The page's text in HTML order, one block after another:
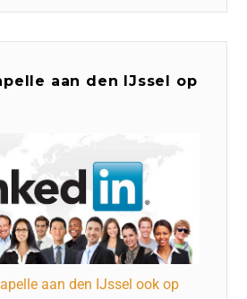
aan den IJssel op
aan den IJssel ook op